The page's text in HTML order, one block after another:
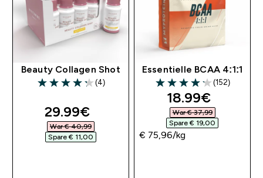
Beauty Collagen Shot
4.25 out of 5 stars
(4)
discounted price
29.99€‎
War € 40,99‎
Spare € 11,00‎
Essentielle BCAA 4:1:1
4.16 out of 5 stars
(152)
discounted
18.99€‎
War € 37,99‎
Spare € 19,00‎
€ 75,96‎/kg